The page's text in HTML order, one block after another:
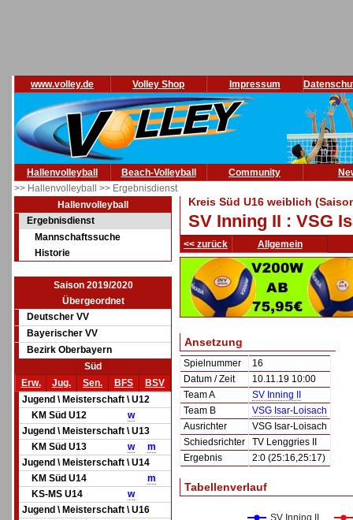
www.volley.de Volley Shop Impressum
Hallenvolleyball Beach-Volleyball Community
>> Hallenvolleyball >> Ergebnisdienst
Hallenvolleyball
Ergebnisdienst
Mannschaftssuche
Historie
Saison 2019/2020
Übergeordnet
Deutscher VV
Bayerischer VV
Bezirk Oberbayern
Süd
Erw.
Jug. Sen. BFS
BSV
Jugend \ Meisterschaft \ U12
KM Süd U12
w
Jugend \ Meisterschaft \ U13
KM Süd U13
w
m
Jugend \ Meisterschaft \ U14
KM Süd U14
m
KS-MS U14
w
Jugend \ Meisterschaft \ U16
Kreis Süd U16 weiblich
SV Inning II : VSG
<< zurück Allgemein
Ansetzung
Spielnummer
16
Datum / Zeit
10.11.19 10:00
Team A
SV Inning II
Team B
VSG Isar-Loisach
Ausrichter
VSG Isar-Loisach
Schiedsrichter
TV Lenggries II
Ergebnis
2:0 (25:16,25:17)
Tabellenverlauf
SV Inning II